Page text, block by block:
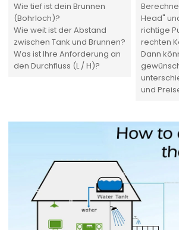
Wie tief ist dein Brunnen
(Bohrloch)?
Wie weit ist der Abstand
zwischen Tank und Brunnen?
Was ist Ihre Anforderung an
den Durchfluss (L / H)?
Head"
richtige
rechten
Dann
und